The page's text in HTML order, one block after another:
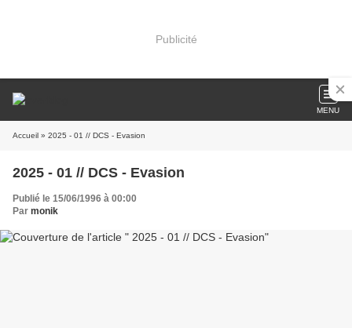
Publicité
MENU
Accueil » 2025 - 01 // DCS - Evasion
2025 - 01 // DCS - Evasion
Publié le 15/06/1996 à 00:00
Par monik